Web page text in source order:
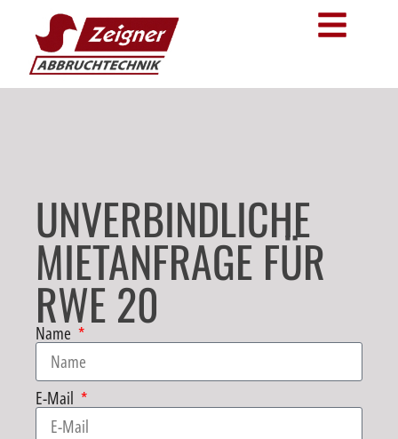
UNVERBINDLICHE
MIETANFRAGE FÜR
RWE 20
Name
E-Mail